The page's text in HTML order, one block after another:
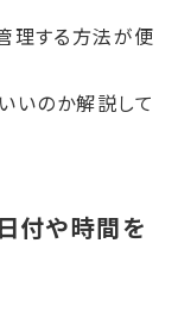
理する方法が便
いのか解説して
付や時間を